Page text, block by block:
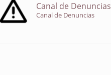
Canal de Denuncias
Canal de Denuncias